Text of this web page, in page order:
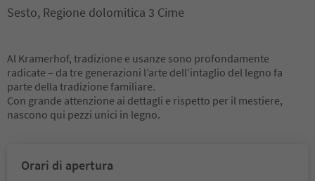
Sesto, Regione dolomitica 3 Cime
Al Kramerhof, tradizione e usanze sono profondamente
radicate – da tre generazioni l’arte dell’intaglio del legno fa
parte della tradizione familiare.
Con grande attenzione ai dettagli e rispetto per il mestiere,
nascono qui pezzi unici in legno.
Orari di apertura